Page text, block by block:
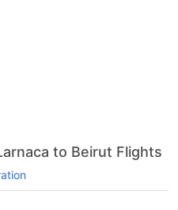
to Beirut Flights